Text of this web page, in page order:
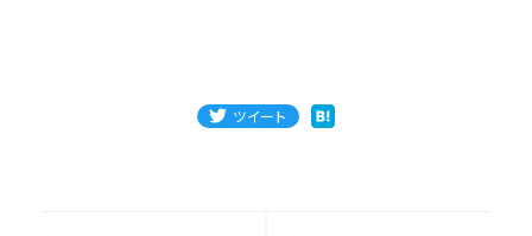
ツイート